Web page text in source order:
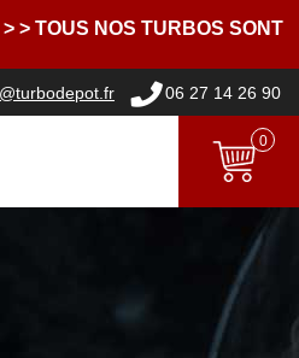
NOS TURBOS SONT
06 27 14 26 90
0